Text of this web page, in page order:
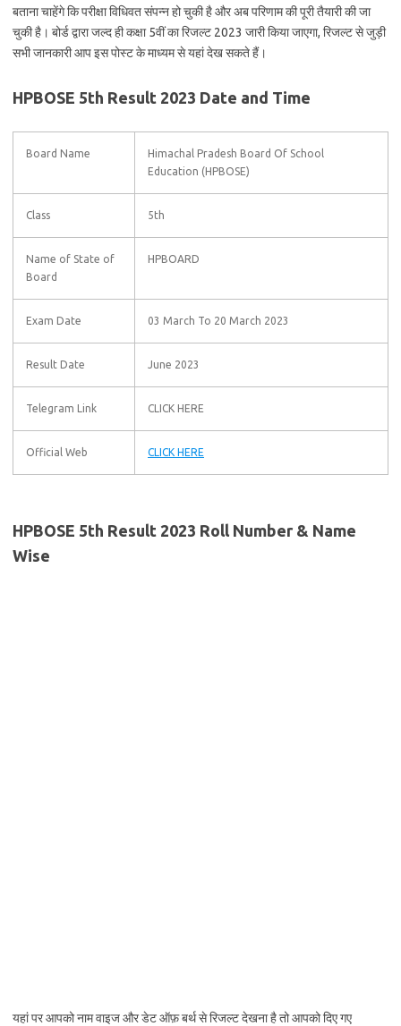
बताना चाहेंगे कि परीक्षा विधिवत संपन्न हो चुकी है और अब परिणाम की पूरी तैयारी की जा
चुकी है। बोर्ड द्वारा जल्द ही कक्षा 5वीं का रिजल्ट 2023 जारी किया जाएगा, रिजल्ट से जुड़ी
सभी जानकारी आप इस पोस्ट के माध्यम से यहां देख सकते हैं।
HPBOSE 5th Result 2023 Date and Time
Board Name
Himachal Pradesh Board Of School
Education (HPBOSE)
Class 5th
Name of State of
Board
HPBOARD
Exam Date 03 March To 20 March 2023
Result Date June 2023
Telegram Link CLICK HERE
Official Web CLICK HERE
HPBOSE 5th Result 2023 Roll Number & Name
Wise
यहां पर आपको नाम वाइज और डेट ऑफ़ बर्थ से रिजल्ट देखना है तो आपको दिए गए